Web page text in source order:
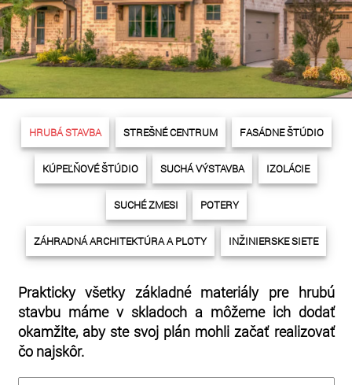
HRUBÁ STAVBA STREŠNÉ CENTRUM FASÁDNE ŠTÚDIO
KÚPEĽŇOVÉ ŠTÚDIO SUCHÁ VÝSTAVBA IZOLÁCIE
SUCHÉ ZMESI POTERY
ZÁHRADNÁ ARCHITEKTÚRA A PLOTY INŽINIERSKE SIETE
Prakticky všetky základné materiály pre hrubú
stavbu máme v skladoch a môžeme ich dodať
okamžite, aby ste svoj plán mohli začať realizovať
čo najskôr.